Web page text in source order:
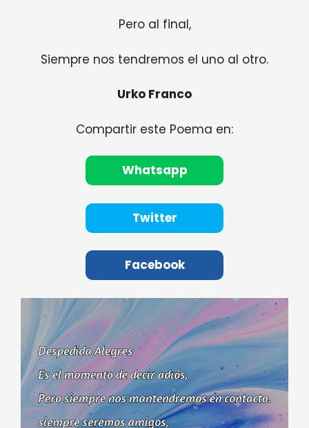
Pero al final,
Siempre nos tendremos el uno al otro.
Urko Franco
Compartir este Poema en:
Whatsapp
Twitter
Facebook